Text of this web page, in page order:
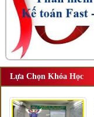
Lựa Chọn Khóa Học